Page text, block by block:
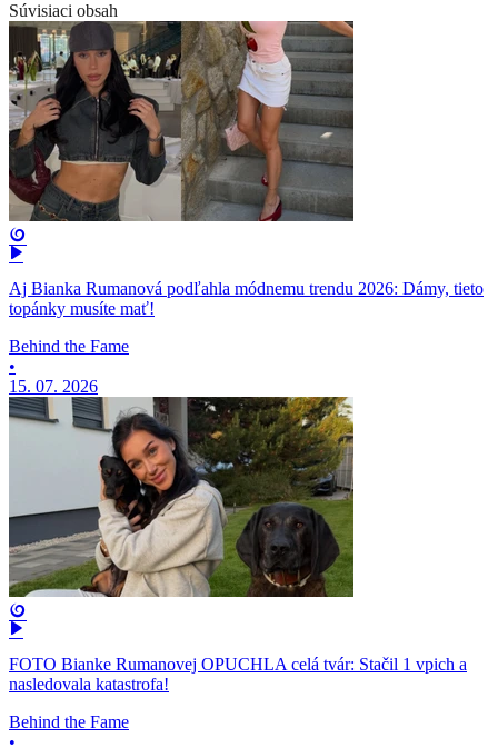
Súvisiaci obsah
Aj Bianka Rumanová podľahla módnemu trendu 2026: Dámy, tieto
topánky musíte mať!
Behind the Fame
•
15. 07. 2026
FOTO Bianke Rumanovej OPUCHLA celá tvár: Stačil 1 vpich a
nasledovala katastrofa!
Behind the Fame
•